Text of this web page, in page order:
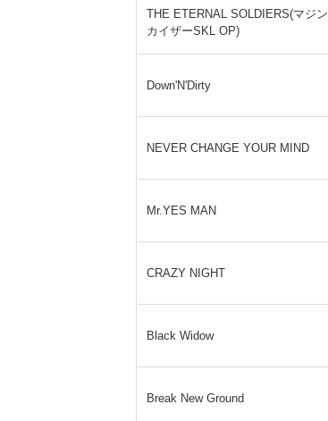
THE ETERNAL SOLDIERS(マジン
カイザーSKL OP)
Down'N'Dirty
NEVER CHANGE YOUR MIND
Mr.YES MAN
CRAZY NIGHT
Black Widow
Break New Ground